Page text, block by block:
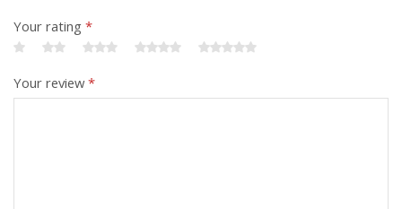
Your rating *
Your review*